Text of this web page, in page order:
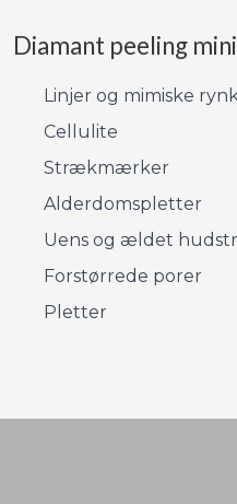
Diamant peeling
Linjer og mimiske
Cellulite
Strækmærker
Alderdomspletter
Uens og ældet
Forstørrede porer
Pletter​